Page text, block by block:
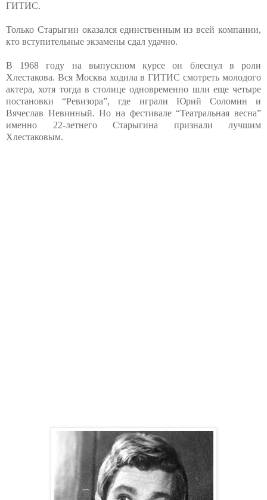
ГИТИС.
Только Старыгин оказался единственным из всей компании,
кто вступительные экзамены сдал удачно.
В 1968 году на выпускном курсе он блеснул в роли
Хлестакова. Вся Москва ходила в ГИТИС смотреть молодого
актера, хотя тогда в столице одновременно шли еще четыре
постановки “Ревизора”, где играли Юрий Соломин и
Вячеслав Невинный. Но на фестивале “Театральная весна”
именно 22-летнего Старыгина признали лучшим
Хлестаковым.